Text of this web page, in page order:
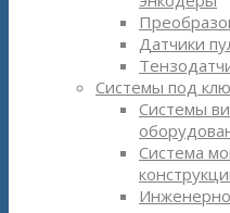
Датчики
Системы под
Системы
Система